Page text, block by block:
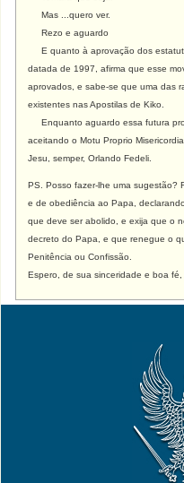
Mas ...quero ver.
Rezo e aguardo
E quanto à aprovação dos
datada de 1997, afirma que esse
aprovados, e sabe-se que uma das
existentes nas Apostilas de Kiko.
Enquanto aguardo essa futura
aceitando o Motu Proprio
Jesu, semper, Orlando Fedeli.
PS. Posso fazer-lhe uma sugestão?
e de obediência ao Papa,
que deve ser abolido, e exija que o
decreto do Papa, e que renegue o
Penitência ou Confissão.
Espero, de sua sinceridade e boa